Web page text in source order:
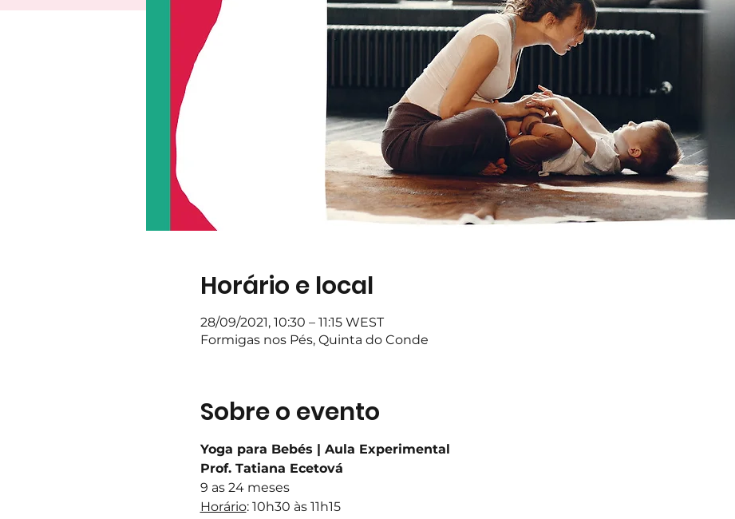
Horário e local
28/09/2021, 10:30 – 11:15 WEST
Formigas nos Pés, Quinta do Conde
Sobre o evento
Yoga para Bebés | Aula Experimental
Prof. Tatiana Ecetová
9 as 24 meses
Horário: 10h30 às 11h15